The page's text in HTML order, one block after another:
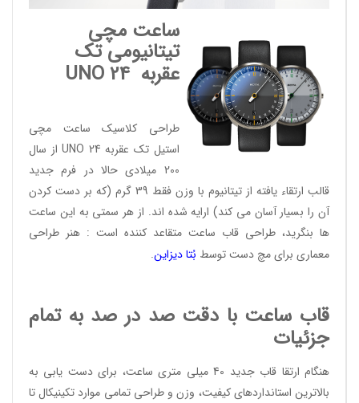
ساعت مچی
تیتانیومی تک
عقربهUNO 24
طراحی کلاسیک ساعت مچی
استیل تک عقربه UNO 24 از سال
200 میلادی حالا در فرم جدید
قالب ارتقاء یافته از تیتانیوم با وزن فقط 39 گرم (که بر دست کردن
آن را بسیار آسان می کند) ارایه شده اند. از هر سمتی به این ساعت
ها بنگرید، طراحی قاب ساعت متقاعد کننده است : هنر طراحی
معماری برای مچ دست توسط بُتا دیزاین.
قاب ساعت با دقت صد در صد به تمام
جزئیات
هنگام ارتقا قاب جدید 40 میلی متری ساعت، برای دست یابی به
بالاترین استانداردهای کیفیت، وزن و طراحی تمامی موارد تکینیکال تا